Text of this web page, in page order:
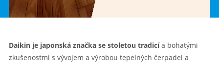
Daikin je japonská značka se stoletou tradicía bohatými
zkušenostmi s vývojem a výrobou tepelných čerpadel a